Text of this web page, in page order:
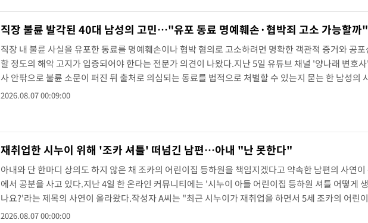
[속보]합수본, '투표율 허위 입력' 중앙·서울·경기도 선관위 등 9곳 압수수색
직장 불륜 발각된 40대 남성의 고민…"유포 동료 명예훼손·협박죄 고소 가능할까"
직장 내 불륜 사실을 유포한 동료를 명예훼손이나 협박 혐의로 고소하려면 명확한 객관적 증거와 공
할 정도의 해악 고지가 입증되어야 한다는 전문가 의견이 나왔다.지난 5일 유튜브 채널 '양나래 변호
사 안팎으로 불륜 소문이 퍼진 뒤 출처로 의심되는 동료를 법적으로 처벌할 수 있는지 묻는 한 남성의
라왔다.결혼 8년 차라는 40대 남성 A씨는 같은 회사 동료와 약 1년간 부적절한 관계를 이어왔다고 털어
2026.08.07 00:09:00
재취업한 시누이 위해 '조카 셔틀' 떠넘긴 남편…아내 "난 못한다"
아내와 단 한마디 상의도 하지 않은 채 조카의 어린이집 등하원을 책임지겠다고 약속한 남편의 사연
에서 공분을 사고 있다.지난 4일 한 온라인 커뮤니티에는 '시누이 아들 어린이집 등하원 셔틀 어떻게
나요?'라는 제목의 사연이 올라왔다.작성자 A씨는 "최근 시누이가 재취업을 하면서 5세 조카의 어린
리 집 근처로 옮겼는데, 남편이 나와 단 한마디 상의도 없이 조카의 등하원을 자기가 책임지겠다고 약
2026.08.07 00:00:00